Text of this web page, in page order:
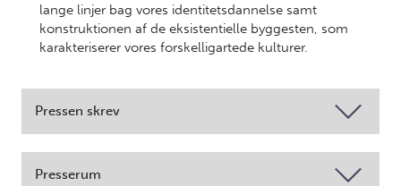
lange linjer bag vores identitetsdannelse samt
konstruktionen af de eksistentielle byggesten, som
karakteriserer vores forskelligartede kulturer.
Pressen skrev
Presserum